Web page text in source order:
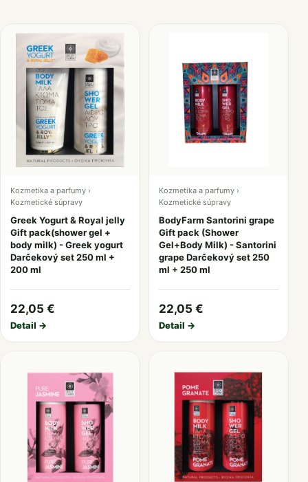
Kozmetika a parfumy ›
Kozmetické súpravy
Greek Yogurt & Royal jelly
Gift pack(shower gel +
body milk) - Greek yogurt
Darčekový set 250 ml +
200 ml
22,05 €
Detail →
Kozmetika a parfumy ›
Kozmetické súpravy
BodyFarm Santorini grape
Gift pack (Shower
Gel+Body Milk) - Santorini
grape Darčekový set 250
ml + 250 ml
22,05 €
Detail →